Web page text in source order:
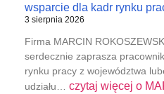
wsparcie dla kadr rynku
3 sierpnia 2026
Firma MARCIN
serdecznie zaprasza
rynku pracy z województwa
udziału… czytaj więcej o